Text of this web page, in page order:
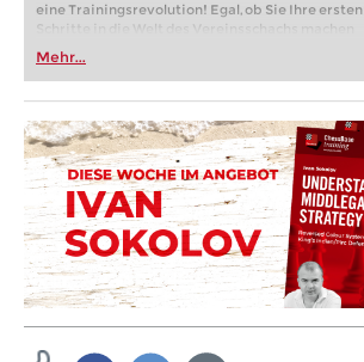
eine Trainingsrevolution! Egal, ob Sie Ihre ersten
Schritte in die Welt des Vereinsschachs machen
oder bereits auf Turnierniveau spielen: Mit
FRITZ trainieren Sie effizienter, intelligenter und
individueller als je zuvor.
Mehr...